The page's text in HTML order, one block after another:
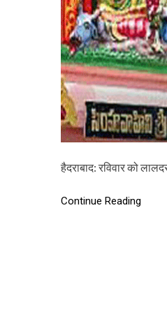
हैदराबाद: रविवार को
Continue Reading